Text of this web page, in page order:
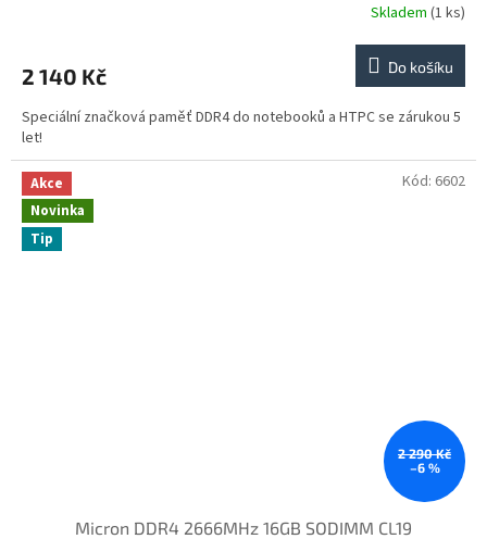
Skladem (1 ks)
2 140 Kč Do košíku
Speciální značková paměť DDR4 do notebooků a HTPC se zárukou 5
let!
Akce
Novinka
Tip
2 290 Kč
–6 %
Micron DDR4 2666MHz 16GB SODIMM CL19
Kód: 6602